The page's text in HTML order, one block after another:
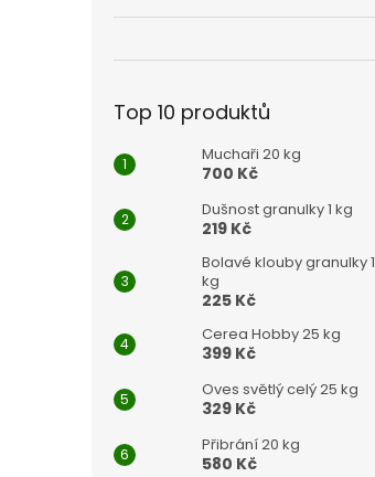
Top 10 produktů
Muchaři 20 kg
700 Kč
Dušnost granulky 1 kg
219 Kč
Bolavé klouby granulky 1
kg
225 Kč
Cerea Hobby 25 kg
399 Kč
Oves světlý celý 25 kg
329 Kč
Přibrání 20 kg
580 Kč